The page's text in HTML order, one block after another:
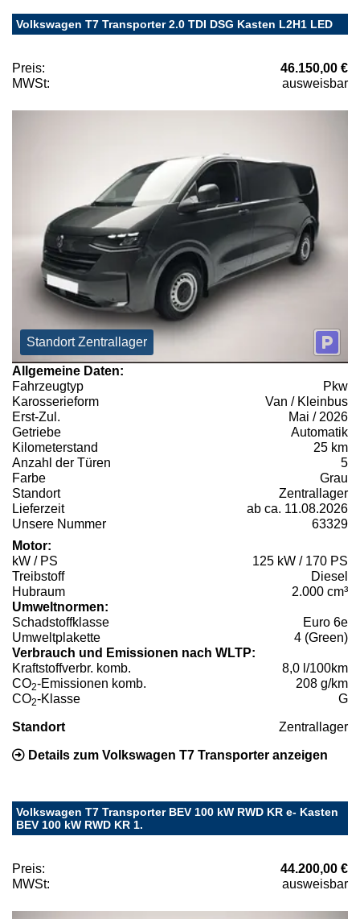
Volkswagen T7 Transporter 2.0 TDI DSG Kasten L2H1 LED
Preis:
46.150,00 €
MWSt:
ausweisbar
Standort Zentrallager
Allgemeine Daten:
Fahrzeugtyp
Pkw
Karosserieform
Van / Kleinbus
Erst-Zul.
Mai / 2026
Getriebe
Automatik
Kilometerstand
25 km
Anzahl der Türen
5
Farbe
Grau
Standort
Zentrallager
Lieferzeit
ab ca. 11.08.2026
Unsere Nummer
63329
Motor:
kW / PS
125 kW / 170 PS
Treibstoff
Diesel
Hubraum
2.000 cm³
Umweltnormen:
Schadstoffklasse
Euro 6e
Umweltplakette
4 (Green)
Verbrauch und Emissionen nach WLTP:
Kraftstoffverbr. komb.
8,0 l/100km
CO2-Emissionen komb.
208 g/km
CO2-Klasse G
Standort Zentrallager
Details zum Volkswagen T7 Transporter anzeigen
Volkswagen T7 Transporter BEV 100 kW RWD KR e- Kasten
BEV 100 kW RWD KR 1.
Preis:
44.200,00 €
MWSt:
ausweisbar